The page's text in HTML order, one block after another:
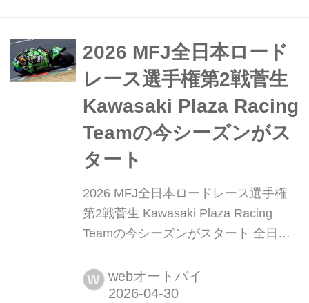
パーバイクレース in 九州」が開催され
ました。全国のカワサキファンの皆さ
んからの熱い視線が注がれるなか、
ST1000クラスに...
2026 MFJ全日本ロード
レース選手権第2戦菅生
Kawasaki Plaza Racing
Teamの今シーズンがス
タート
2026 MFJ全日本ロードレース選手権
第2戦菅生 Kawasaki Plaza Racing
Teamの今シーズンがスタート 全日本
城県のスポーツランドSUGO。新緑が
眩しい季節を迎えた杜の都は独特の緊
W webオートバイ